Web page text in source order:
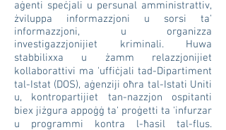
aġenti speċjali u persunal amministrattiv,
żviluppa informazzjoni u sorsi ta'
informazzjoni, u organizza
investigazzjonijiet kriminali. Huwa
stabbilixxa u żamm relazzjonijiet
kollaborattivi ma 'uffiċjali tad-Dipartiment
tal-Istat (DOS), aġenziji oħra tal-Istati Uniti
u, kontropartijiet tan-nazzjon ospitanti
biex jiżgura appoġġ ta' proġetti ta 'infurzar
u programmi kontra l-ħasil tal-flus.